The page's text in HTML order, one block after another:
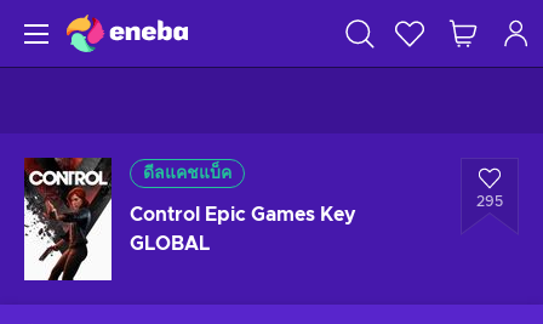
ดีลแคชแบ็ค
Control Epic Games Key
GLOBAL
295